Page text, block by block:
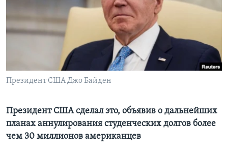
Learning English
Президент США Джо Байден
Президент США сделал это, объявив о дальнейших
планах аннулирования студенческих долгов более
чем 30 миллионов американцев